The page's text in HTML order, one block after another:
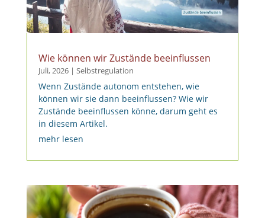
Wie können wir Zustände beeinflussen
Juli, 2026| Selbstregulation
Wenn Zustände autonom entstehen, wie
können wir sie dann beeinflussen? Wie wir
Zustände beeinflussen könne, darum geht es
in diesem Artikel.
mehr lesen